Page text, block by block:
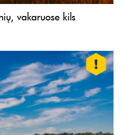
vakaruose kils